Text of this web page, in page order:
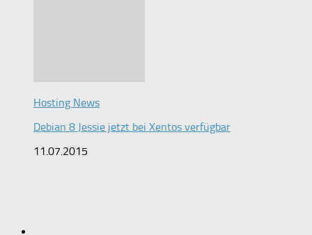
Hosting News
Debian 8 Jessie jetzt bei Xentos verfügbar
11.07.2015